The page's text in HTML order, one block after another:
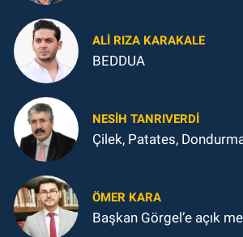
ALI RIZA KARAKALE
BEDDUA
NESIH TANRIVERDI
Çilek, Patates,
ÖMER KARA
Başkan Görgel’e açık